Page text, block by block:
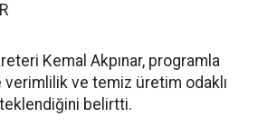
Kemal Akpınar, programla
verimlilik ve temiz üretim odaklı
belirtti.